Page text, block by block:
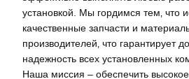
установкой. Мы гордимся тем‚ что
качественные запчасти и
производителей‚ что гарантирует
надежность всех установленных
Наша миссия – обеспечить высокое